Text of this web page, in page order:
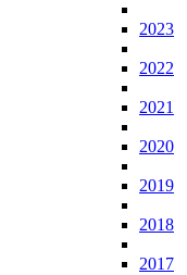
2023
2022
2021
2020
2019
2018
2017